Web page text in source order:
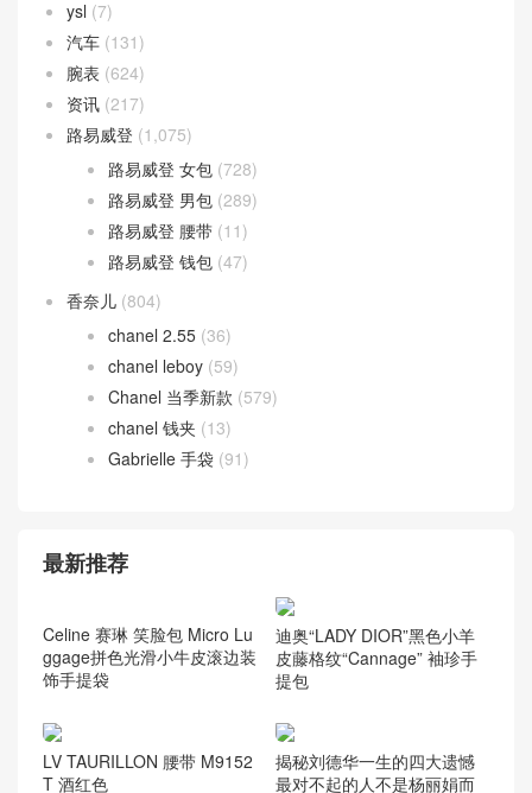
ysl (7)
汽车 (131)
腕表 (624)
资讯 (217)
路易威登 (1,075)
路易威登 女包 (728)
路易威登 男包 (289)
路易威登 腰带 (11)
路易威登 钱包 (47)
香奈儿 (804)
chanel 2.55 (36)
chanel leboy (59)
Chanel 当季新款 (579)
chanel 钱夹 (13)
Gabrielle 手袋 (91)
最新推荐
Celine 赛琳 笑脸包 Micro Lu
迪奥“LADY DIOR”黑色小羊
皮藤格纹“Cannage” 袖珍手
提包